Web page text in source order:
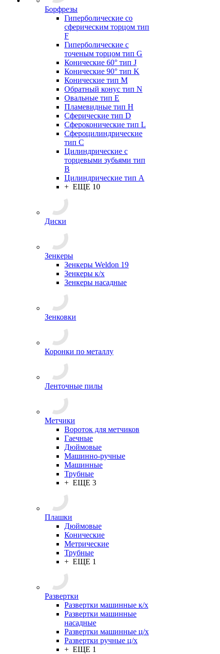
Борфрезы
Гиперболические cо
сферическим торцом тип
F
Гиперболические с
точеным торцом тип G
Конические 60° тип J
Конические 90° тип K
Конические тип M
Обратный конус тип N
Овальные тип E
Пламевидные тип H
Сферические тип D
Сфероконические тип L
Сфероцилиндрические
тип C
Цилиндрические с
торцевыми зубьями тип
B
Цилиндрические тип А
+ ЕЩЕ 10
Диски
Зенкеры
Зенкеры Weldon 19
Зенкеры к/х
Зенкеры насадные
Зенковки
Коронки по металлу
Ленточные пилы
Метчики
Вороток для метчиков
Гаечные
Дюймовые
Машинно-ручные
Машинные
Трубные
+ ЕЩЕ 3
Плашки
Дюймовые
Конические
Метрические
Трубные
+ ЕЩЕ 1
Развертки
Развертки машинные к/х
Развертки машинные
насадные
Развертки машинные ц/х
Развертки ручные ц/х
+ ЕЩЕ 1